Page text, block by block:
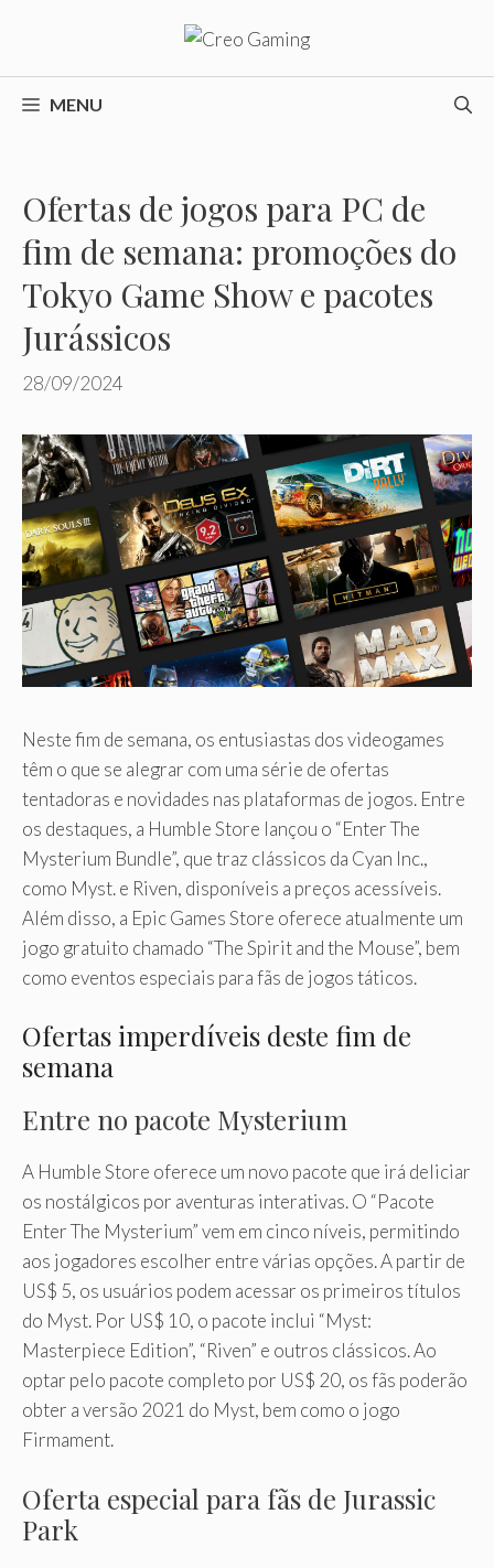
o
conteúdoMENU
Ofertas de jogos para PC de
fim de semana: promoções do
Tokyo Game Show e pacotes
Jurássicos
28/09/2024
Neste fim de semana, os entusiastas dos videogames
têm o que se alegrar com uma série de ofertas
tentadoras e novidades nas plataformas de jogos. Entre
os destaques, a Humble Store lançou o “Enter The
Mysterium Bundle”, que traz clássicos da Cyan Inc.,
como Myst. e Riven, disponíveis a preços acessíveis.
Além disso, a Epic Games Store oferece atualmente um
jogo gratuito chamado “The Spirit and the Mouse”, bem
como eventos especiais para fãs de jogos táticos.
Ofertas imperdíveis deste fim de
semana
Entre no pacote Mysterium
A Humble Store oferece um novo pacote que irá deliciar
os nostálgicos por aventuras interativas. O “Pacote
Enter The Mysterium” vem em cinco níveis, permitindo
aos jogadores escolher entre várias opções. A partir de
US$ 5, os usuários podem acessar os primeiros títulos
do Myst. Por US$ 10, o pacote inclui “Myst:
Masterpiece Edition”, “Riven” e outros clássicos. Ao
optar pelo pacote completo por US$ 20, os fãs poderão
obter a versão 2021 do Myst, bem como o jogo
Firmament.
Oferta especial para fãs de Jurassic
Park